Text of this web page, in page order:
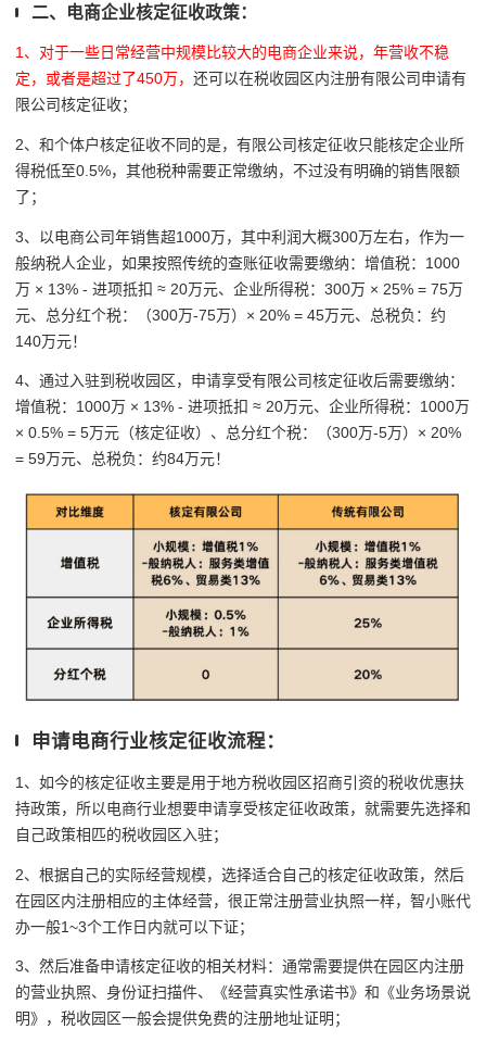
二、电商企业核定征收政策：
1、对于一些日常经营中规模比较大的电商企业来说，年营收不稳
定，或者是超过了450万， 还可以在税收园区内注册有限公司申请有
限公司核定征收；
2、和个体户核定征收不同的是，有限公司核定征收只能核定企业所
得税低至0.5%，其他税种需要正常缴纳，不过没有明确的销售限额
了；
3、以电商公司年销售超1000万，其中利润大概300万左右，作为一
般纳税人企业，如果按照传统的查账征收需要缴纳：增值税：1000
万 × 13% - 进项抵扣 ≈ 20万元、企业所得税：300万 × 25% = 75万
元、总分红个税：（300万-75万）× 20% = 45万元、总税负：约
140万元！
4、通过入驻到税收园区，申请享受有限公司核定征收后需要缴纳：
增值税：1000万 × 13% - 进项抵扣 ≈ 20万元、企业所得税：1000万
× 0.5% = 5万元（核定征收）、总分红个税：（300万-5万）× 20%
= 59万元、总税负：约84万元！
申请电商行业核定征收流程：
1、如今的核定征收主要是用于地方税收园区招商引资的税收优惠扶
持政策，所以电商行业想要申请享受核定征收政策，就需要先选择和
自己政策相匹的税收园区入驻；
2、根据自己的实际经营规模，选择适合自己的核定征收政策，然后
在园区内注册相应的主体经营，很正常注册营业执照一样，智小账代
办一般1~3个工作日内就可以下证；
3、然后准备申请核定征收的相关材料： 通常需要提供在园区内注册
的营业执照、身份证扫描件、《经营真实性承诺书》和《业务场景说
明》，税收园区一般会提供免费的注册地址证明；